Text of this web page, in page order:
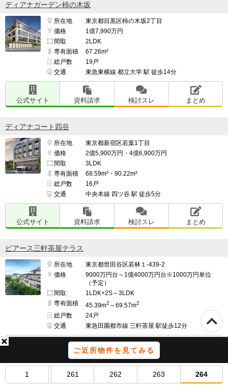
ご近所物件を見てみる
1 261 262 263 264
ディアナガーデン柿の木坂
所在地
東京都目黒区柿の木坂2丁目
価格
1億7,990万円
間取
2LDK
専有面積
67.26m²
総戸数
19戸
交通
東急東横線 都立大学 駅 徒歩14分
公式サイト 資料請求 検討スレ まとめ
ディアナコート四谷
所在地
東京都新宿区若葉1丁目
価格
2億5,900万円・4億6,900万円
間取
3LDK
専有面積
68.59m²・90.22m²
総戸数
16戸
交通
中央本線 四ツ谷 駅 徒歩5分
公式サイト 資料請求 検討スレ まとめ
ピアース三軒茶屋テラス
所在地
東京都世田谷区若林１-439-2
価格
9000万円台～1億4000万円台※1000万円単位
（予定）
間取
1LDK+2S～3LDK
専有面積
45.39m2 ～69.57m2
総戸数
24戸
交通
東急田園都市線 三軒茶屋 駅徒歩12分
資料請求 検討スレ
ヴァースクレイシアIDZ自由が丘